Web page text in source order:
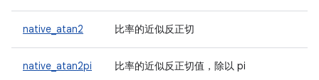
native_atan2 比率的近似反正切
native_atan2pi 比率的近似反正切值，除以 pi